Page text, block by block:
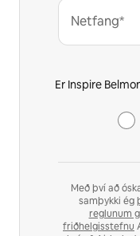
Netfang*
Er Inspire
Með því að
samþykki ég
reglunum
friðhelgisstefnu